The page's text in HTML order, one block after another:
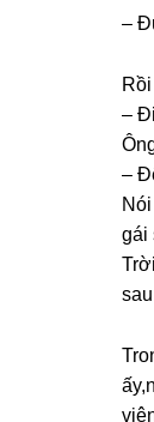
–
–
–
ɡái